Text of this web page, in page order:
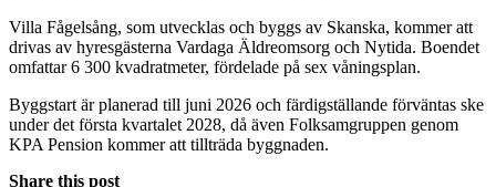
Villa Fågelsång, som utvecklas och byggs av Skanska, kommer att
drivas av hyresgästerna Vardaga Äldreomsorg och Nytida. Boendet
omfattar 6 300 kvadratmeter, fördelade på sex våningsplan.
Byggstart är planerad till juni 2026 och färdigställande förväntas ske
under det första kvartalet 2028, då även Folksamgruppen genom
KPA Pension kommer att tillträda byggnaden.
Share this post